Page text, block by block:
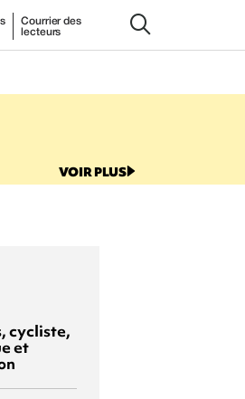
Courrier des
lecteurs
VOIR PLUS
cycliste,
et